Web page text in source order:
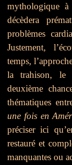
mythologique
décèdera
problèmes
Justement,
temps,
la trahison, le
deuxième
thématiques
une fois en
préciser ici
restauré et
manquantes ou